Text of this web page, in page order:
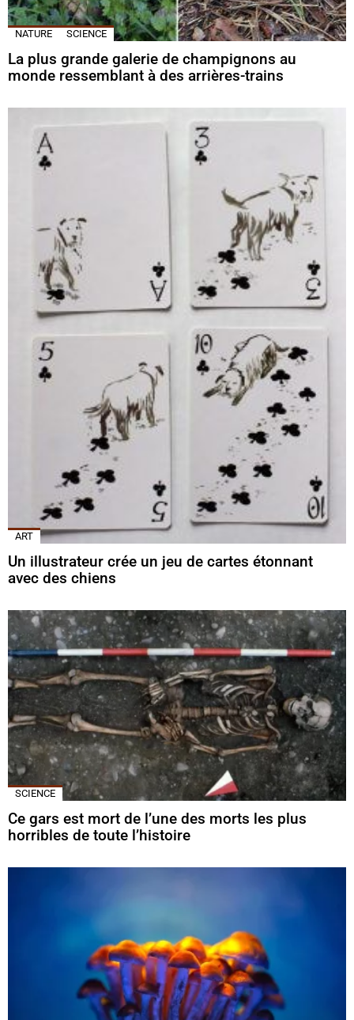
NATURE SCIENCE
La plus grande galerie de champignons au
monde ressemblant à des arrières-trains
ART
Un illustrateur crée un jeu de cartes étonnant
avec des chiens
SCIENCE
Ce gars est mort de l’une des morts les plus
horribles de toute l’histoire